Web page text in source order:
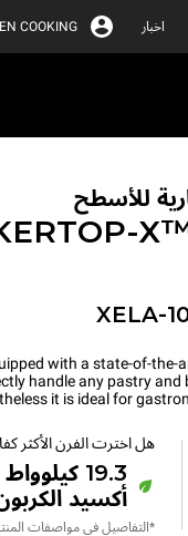
اخبار COOKING
للأسطح
XELA-
with a state-of-the-
handle any pastry and
it is ideal for
هل اخترت الفرن الأكثر
أكسيد
*التفاصيل في مواصفات